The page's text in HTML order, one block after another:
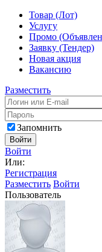
Товар (Лот)
Услугу
Промо
Заявку (Тендер)
Новая акция
Вакансию
Разместить
Запомнить
Войти
Войти
Или:
Регистрация
Разместить Войти
Пользователь